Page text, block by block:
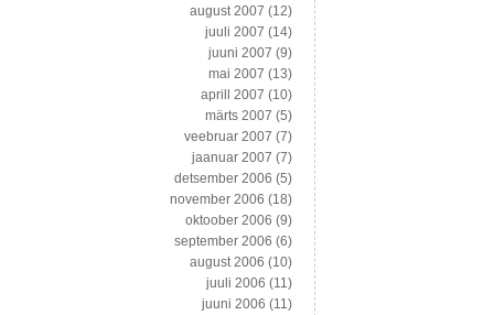
august 2007 (12)
juuli 2007 (14)
juuni 2007 (9)
mai 2007 (13)
aprill 2007 (10)
märts 2007 (5)
veebruar 2007 (7)
jaanuar 2007 (7)
detsember 2006 (5)
november 2006 (18)
oktoober 2006 (9)
september 2006 (6)
august 2006 (10)
juuli 2006 (11)
juuni 2006 (11)